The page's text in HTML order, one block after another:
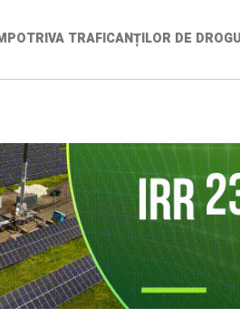
TRAFICANȚILOR DE